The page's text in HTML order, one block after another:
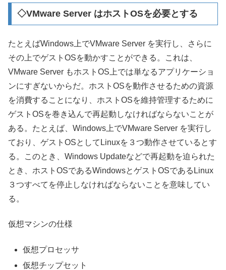
◇VMware Server はホストOSを必要とする
たとえばWindows上でVMware Server を実行し、さらに
その上でゲストOSを動かすことができる。これは、
VMware Server もホストOS上では単なるアプリケーショ
ンにすぎないからだ。ホストOSを動作させるための資源
を消費することになり、ホストOSを維持管理するために
ゲストOSを巻き込んで再起動しなければならないことが
ある。たとえば、Windows上でVMware Server を実行し
ており、ゲストOSとしてLinuxを３つ動作させているとす
る。このとき、Windows Updateなどで再起動を迫られた
とき、ホストOSであるWindowsとゲストOSであるLinux
３つすべてを停止しなければならないことを意味してい
る。
仮想マシンの仕様
仮想プロセッサ
仮想チップセット